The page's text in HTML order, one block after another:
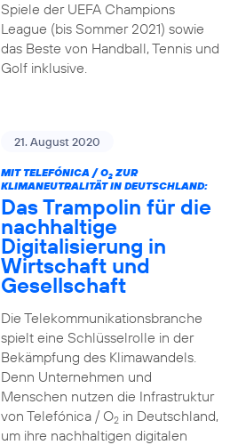
Spiele der UEFA Champions
League (bis Sommer 2021) sowie
das Beste von Handball, Tennis und
Golf inklusive.
21. August 2020
MIT TELEFÓNICA / O2ZUR
KLIMANEUTRALITÄT IN DEUTSCHLAND:
Das Trampolin für die
nachhaltige
Digitalisierung in
Wirtschaft und
Gesellschaft
Die Telekommunikationsbranche
spielt eine Schlüsselrolle in der
Bekämpfung des Klimawandels.
Denn Unternehmen und
Menschen nutzen die Infrastruktur
von Telefónica / O2in Deutschland,
um ihre nachhaltigen digitalen